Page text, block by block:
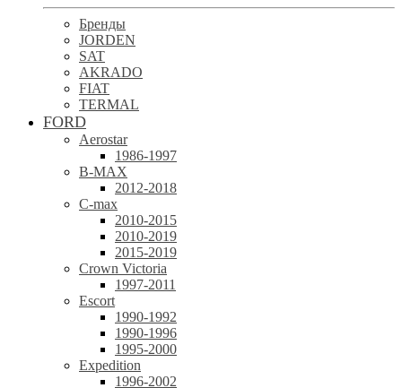
Бренды
JORDEN
SAT
AKRADO
FIAT
TERMAL
FORD
Aerostar
1986-1997
B-MAX
2012-2018
C-max
2010-2015
2010-2019
2015-2019
Crown Victoria
1997-2011
Escort
1990-1992
1990-1996
1995-2000
Expedition
1996-2002